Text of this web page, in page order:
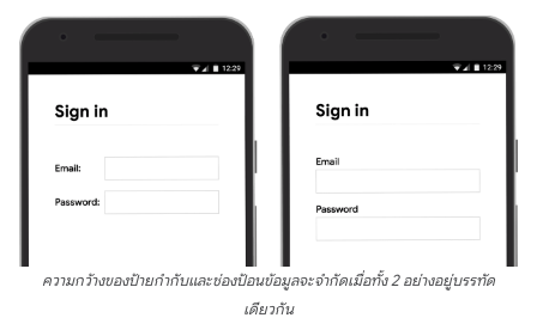
ความกว้างของป้ายกำกับและช่องป้อนข้อมูลจะจำกัดเมื่อทั้ง 2 อย่างอยู่บรรทัด
เดียวกัน